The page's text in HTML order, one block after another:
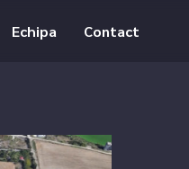
Echipa Contact